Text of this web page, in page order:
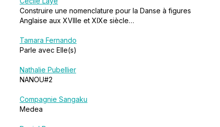
Construire une nomenclature pour la Danse à figures
Anglaise aux XVIIIe et XIXe siècle…
Tamara Fernando
Parle avec Elle(s)
Nathalie Pubellier
NANOU#2
Compagnie Sangaku
Medea